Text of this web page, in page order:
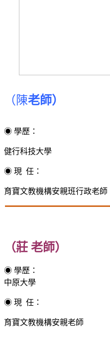
（陳老師）
◉ 學歷：
健行科技大學
◉ 現 任：
育寶文教機構安親班行政老師
（莊 老師）
◉ 學歷：
中原大學
◉ 現 任：
育寶文教機構安親老師